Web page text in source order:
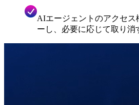
AIエージェントのアクセス
ーし、必要に応じて取り消